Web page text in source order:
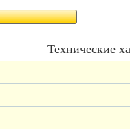
Технические